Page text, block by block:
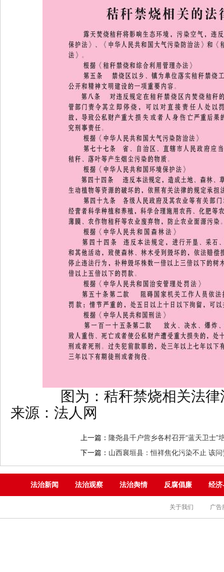
图为：秸秆禁烧相关法
来源：法人网
上一篇： 隆尧县千户营乡各村召开“蓝天卫士”
下一篇： 山西襄垣县：恒祥焦化污染不止 该
法治新闻 法治观察 法治舆情 反腐倡廉 经
关于我们 广告